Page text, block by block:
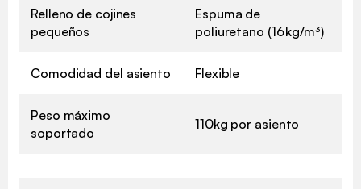
Relleno de cojines
pequeños
Espuma de
poliuretano (16 kg/m³)
Comodidad del asiento Flexible
Peso máximo
soportado
110kg por asiento